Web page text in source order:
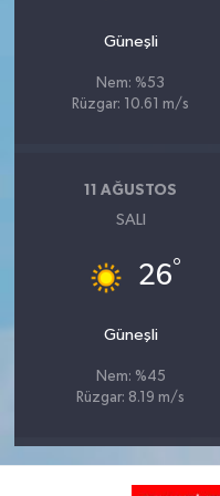
Güneşli
Nem: %53
Rüzgar: 10.61 m/s
11 AĞUSTOS
SALI
26°
Güneşli
Nem: %45
Rüzgar: 8.19 m/s